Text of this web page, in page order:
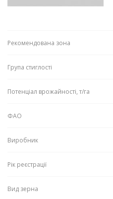
Рекомендована зона
Група стиглості
Потенціал врожайності, т/га
ФАО
Виробник
Рік реєстрації
Вид зерна